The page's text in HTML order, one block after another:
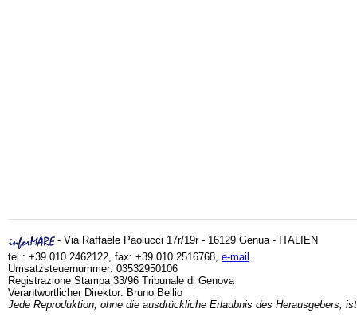
- Via Raffaele Paolucci 17r/19r - 16129 Genua - ITALIEN
tel.: +39.010.2462122, fax: +39.010.2516768, e-mail
Umsatzsteuernummer: 03532950106
Registrazione Stampa 33/96 Tribunale di Genova
Verantwortlicher Direktor: Bruno Bellio
Jede Reproduktion, ohne die ausdrückliche Erlaubnis des Herausgebers,